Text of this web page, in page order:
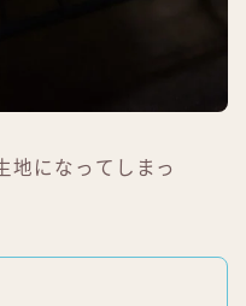
地になってしまっ